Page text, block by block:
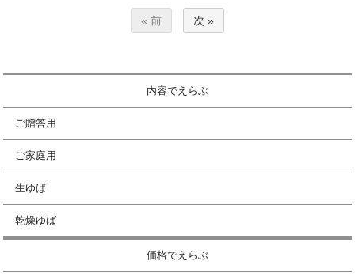
« 前 次 »
内容でえらぶ
ご贈答用
ご家庭用
生ゆば
乾燥ゆば
価格でえらぶ